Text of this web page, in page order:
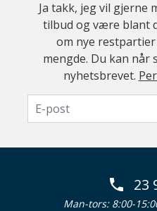
Ja takk, jeg vil gjerne
tilbud og være blant
om nye
mengde. Du kan når
nyhetsbrevet.
23
Man-tors: 8:00-